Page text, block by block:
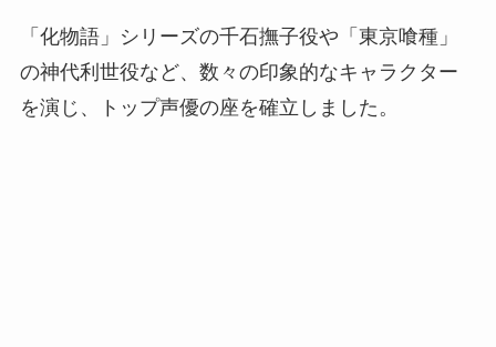
「化物語」シリーズの千石撫子役や「東京喰種」
の神代利世役など、数々の印象的なキャラクター
を演じ、トップ声優の座を確立しました。